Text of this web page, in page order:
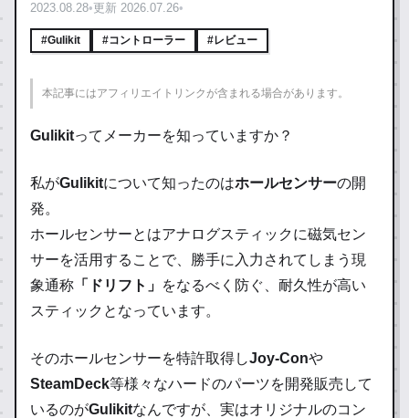
2023.08.28•更新 2026.07.26•
#Gulikit #コントローラー #レビュー
本記事にはアフィリエイトリンクが含まれる場合があります。
Gulikitってメーカーを知っていますか？
私がGulikitについて知ったのはホールセンサーの開
発。
ホールセンサーとはアナログスティックに磁気セン
サーを活用することで、勝手に入力されてしまう現
象通称 「ドリフト」 をなるべく防ぐ、 耐久性が高い
スティックとなっています。
そのホールセンサーを特許取得しJoy-Conや
SteamDeck等様々なハードのパーツを開発販売して
いるのがGulikitなんですが、実はオリジナルのコン